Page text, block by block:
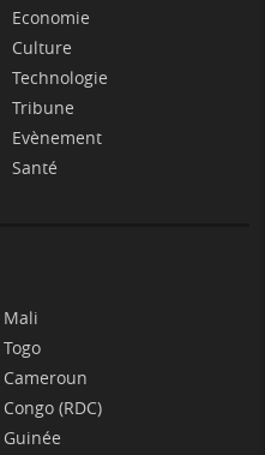
Economie
Culture
Technologie
Tribune
Evènement
Santé
Mali
Togo
Cameroun
Congo (RDC)
Guinée